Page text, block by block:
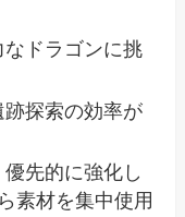
なドラゴンに挑
探索の効率が
先的に強化し
素材を集中使用